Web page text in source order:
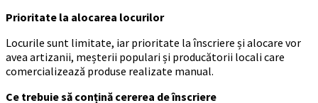
Prioritate la alocarea locurilor
Locurile sunt limitate, iar prioritate la înscriere și alocare vor
avea artizanii, meșterii populari și producătorii locali care
comercializează produse realizate manual.
Ce trebuie să conțină cererea de înscriere